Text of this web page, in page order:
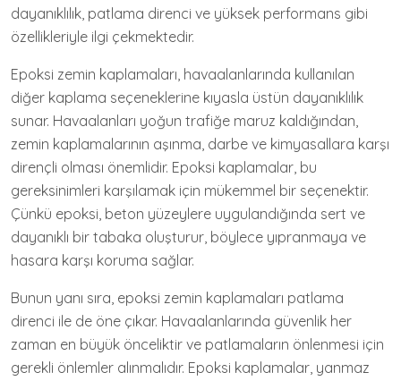
dayanıklılık, patlama direnci ve yüksek performans gibi
özellikleriyle ilgi çekmektedir.
Epoksi zemin kaplamaları, havaalanlarında kullanılan
diğer kaplama seçeneklerine kıyasla üstün dayanıklılık
sunar. Havaalanları yoğun trafiğe maruz kaldığından,
zemin kaplamalarının aşınma, darbe ve kimyasallara karşı
dirençli olması önemlidir. Epoksi kaplamalar, bu
gereksinimleri karşılamak için mükemmel bir seçenektir.
Çünkü epoksi, beton yüzeylere uygulandığında sert ve
dayanıklı bir tabaka oluşturur, böylece yıpranmaya ve
hasara karşı koruma sağlar.
Bunun yanı sıra, epoksi zemin kaplamaları patlama
direnci ile de öne çıkar. Havaalanlarında güvenlik her
zaman en büyük önceliktir ve patlamaların önlenmesi için
gerekli önlemler alınmalıdır. Epoksi kaplamalar, yanmaz